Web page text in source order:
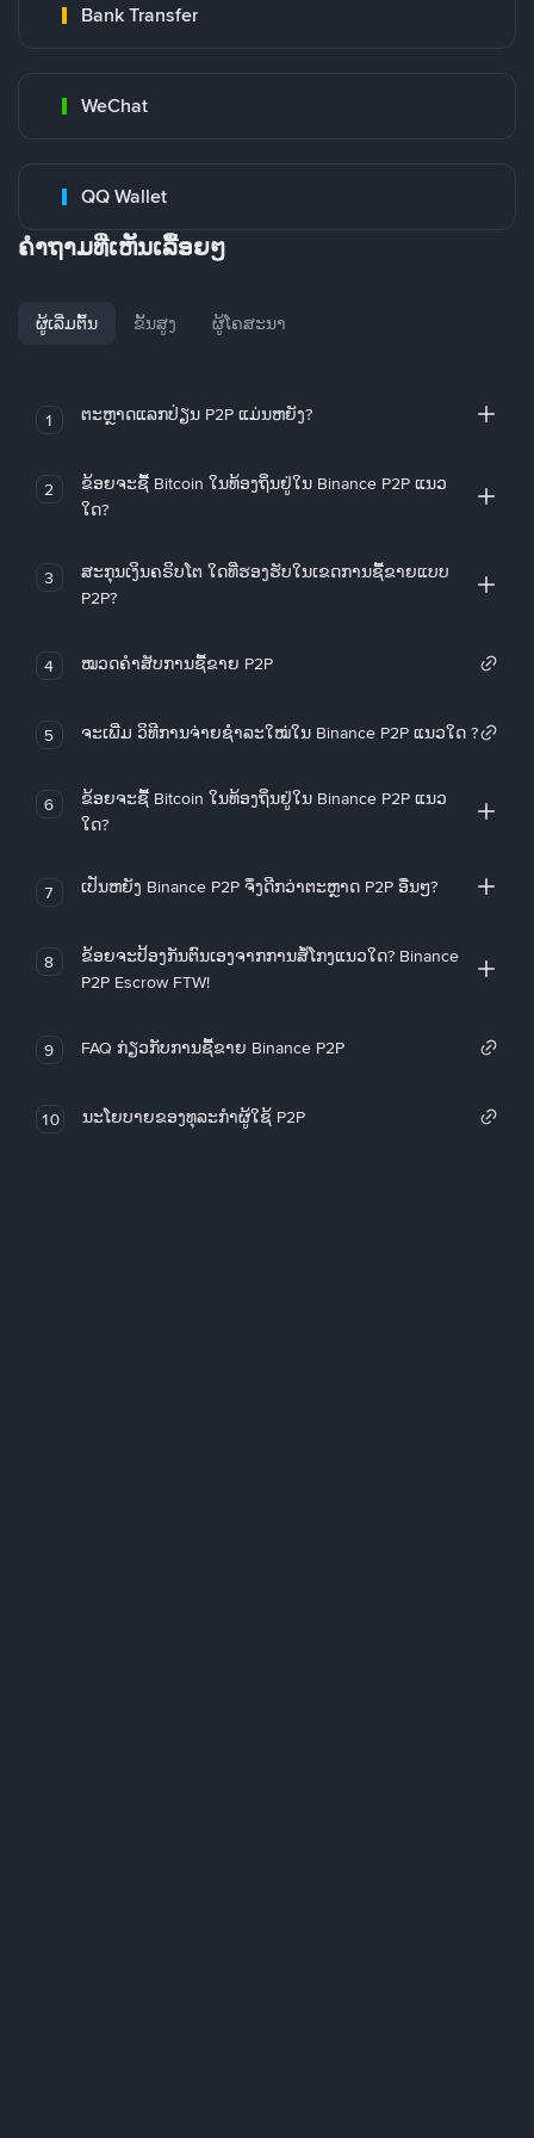
Bank Transfer
WeChat
QQ Wallet
ຄໍາຖາມທີ່ເຫັນເລື້ອຍໆ
ຜູ້ເລີ່ມຕົ້ນ ຂັ້ນສູງ ຜູ້ໂຄສະນາ
1 ຕະຫຼາດແລກປ່ຽນ P2P ແມ່ນຫຍັງ?
2
ຂ້ອຍຈະຊື້ Bitcoin ໃນທ້ອງຖິ່ນຢູ່ໃນ Binance P2P ແນວ
ໃດ?
3
ສະກຸນເງິນຄຣິບໂຕ ໃດທີ່ຮອງຮັບໃນເຂດການຊື້ຂາຍແບບ
P2P?
4 ໝວດຄໍາສັບການຊື້ຂາຍ P2P
5 ຈະເພີ່ມ ວິທີການຈ່າຍຊຳລະໃໝ່ໃນ Binance P2P ແນວໃດ ?
6
ຂ້ອຍຈະຊື້ Bitcoin ໃນທ້ອງຖິ່ນຢູ່ໃນ Binance P2P ແນວ
ໃດ?
7 ເປັນຫຍັງ Binance P2P ຈຶ່ງດີກວ່າຕະຫຼາດ P2P ອື່ນໆ?
8
ຂ້ອຍຈະປ້ອງກັນຕົນເອງຈາກການສໍ້ໂກງແນວໃດ? Binance
P2P Escrow FTW!
9 FAQ ກ່ຽວກັບການຊື້ຂາຍ Binance P2P
10 ນະໂຍບາຍຂອງທຸລະກໍາຜູ້ໃຊ້ P2P